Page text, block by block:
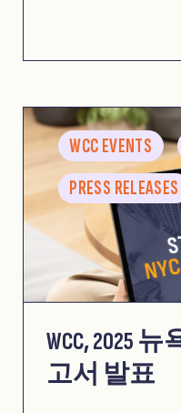
WCC EVENTS
PRESS RELEASES
WCC, 2025
고서 발표